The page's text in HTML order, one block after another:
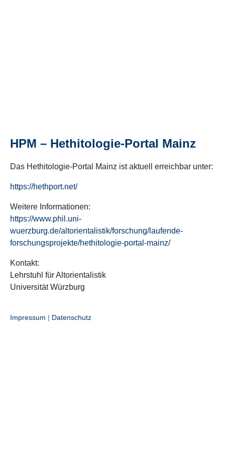
HPM – Hethitologie-Portal Mainz
Das Hethitologie-Portal Mainz ist aktuell erreichbar unter:
https://hethport.net/
Weitere Informationen:
https://www.phil.uni-
wuerzburg.de/altorientalistik/forschung/laufende-
forschungsprojekte/hethitologie-portal-mainz/
Kontakt:
Lehrstuhl für Altorientalistik
Universität Würzburg
Impressum | Datenschutz